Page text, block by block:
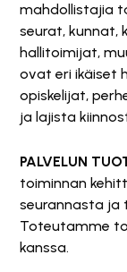
mahdollistajia
seurat, kunnat,
hallitoimijat,
ovat eri ikäiset
opiskelijat,
ja lajista
PALVELUN
toiminnan
seurannasta
Toteutamme
kanssa.